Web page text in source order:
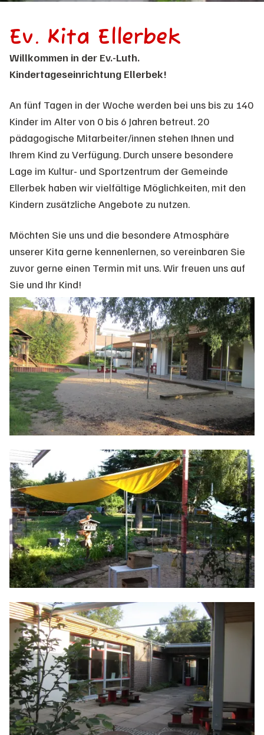
Ev. Kita Ellerbek
Willkommen in der Ev.-Luth.
Kindertageseinrichtung Ellerbek!
An fünf Tagen in der Woche werden bei uns bis zu 140
Kinder im Alter von 0 bis 6 Jahren betreut. 20
pädagogische Mitarbeiter/innen stehen Ihnen und
Ihrem Kind zu Verfügung. Durch unsere besondere
Lage im Kultur- und Sportzentrum der Gemeinde
Ellerbek haben wir vielfältige Möglichkeiten, mit den
Kindern zusätzliche Angebote zu nutzen.
Möchten Sie uns und die besondere Atmosphäre
unserer Kita gerne kennenlernen, so vereinbaren Sie
zuvor gerne einen Termin mit uns. Wir freuen uns auf
Sie und Ihr Kind!